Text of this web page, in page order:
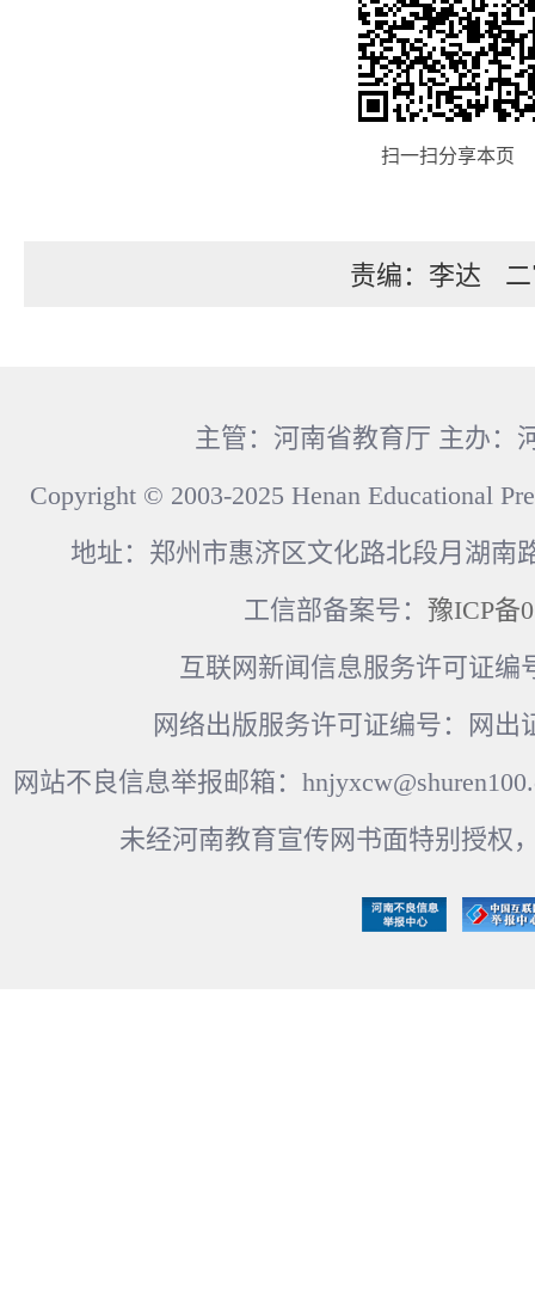
扫一扫分享本页
责编：李达
主管：河南省教育厅 主办：
Copyright © 2003-2025 Henan Educational
地址：郑州市惠济区文化路北段月湖南
工信部备案号： 豫ICP备
互联网新闻信息服务许可证编
网络出版服务许可证编号：网出
网站不良信息举报邮箱：
未经河南教育宣传网书面特别授权